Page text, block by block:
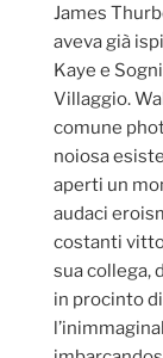
James
aveva già
Kaye e
Villaggio.
comune
noiosa
aperti un
audaci
costanti
sua collega,
in procinto